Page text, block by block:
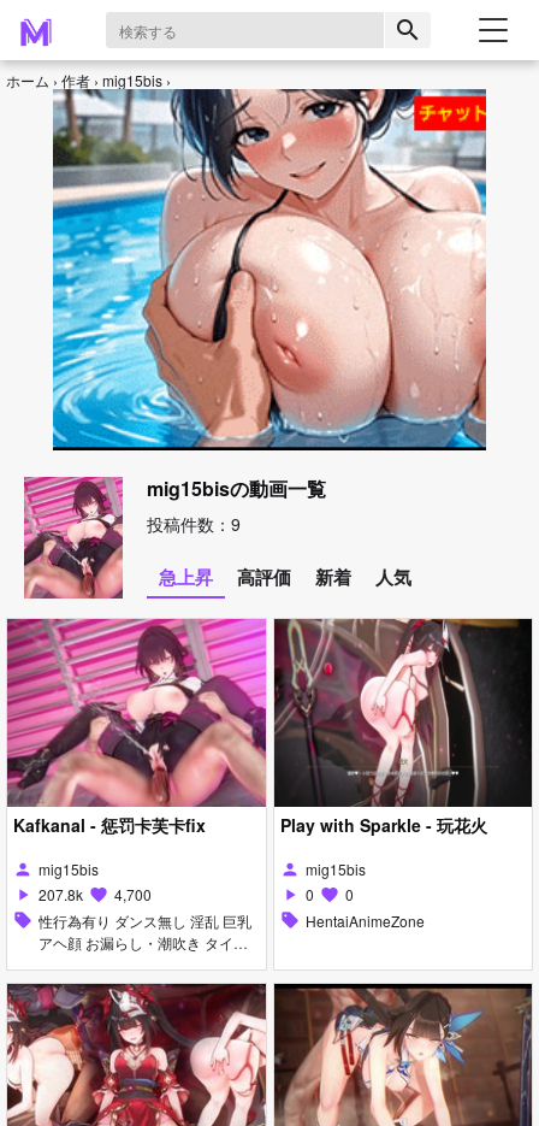
search
ホーム 作者 mig15bis
mig15bisの動画一覧
投稿件数：9
急上昇 高評価 新着 人気
Kafkanal - 惩罚卡芙卡fix
person mig15bis
play_arrow 207.8k favorite 4,700
sell 性行為有り ダンス無し 淫乱 巨乳
アヘ顔 お漏らし・潮吹き タイ
Play with Sparkle - 玩花火
person mig15bis
play_arrow 0 favorite 0
sell HentaiAnimeZone